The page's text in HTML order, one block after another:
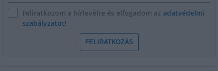
Feliratkozom a hírlevélre és elfogadom az adatvédelmi
szabályzatot!
FELIRATKOZÁS